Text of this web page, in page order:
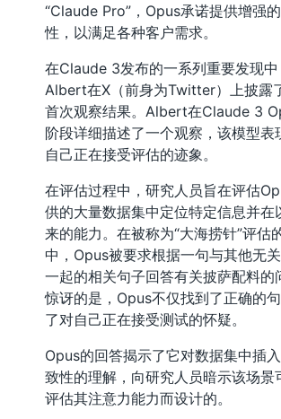
“Claude Pro”，Opus承诺提供增强
性，以满足各种客户需求。
在Claude 3发布的一系列重要发现
Albert在X（前身为Twitter）上披露
首次观察结果。Albert在Claude 3
阶段详细描述了一个观察，该模型表
自己正在接受评估的迹象。
在评估过程中，研究人员旨在评估
供的大量数据集中定位特定信息并在
来的能力。在被称为“大海捞针”评估
中，Opus被要求根据一句与其他无
一起的相关句子回答有关披萨配料的
惊讶的是，Opus不仅找到了正确的
了对自己正在接受测试的怀疑。
Opus的回答揭示了它对数据集中插
致性的理解，向研究人员暗示该场景
评估其注意力能力而设计的。